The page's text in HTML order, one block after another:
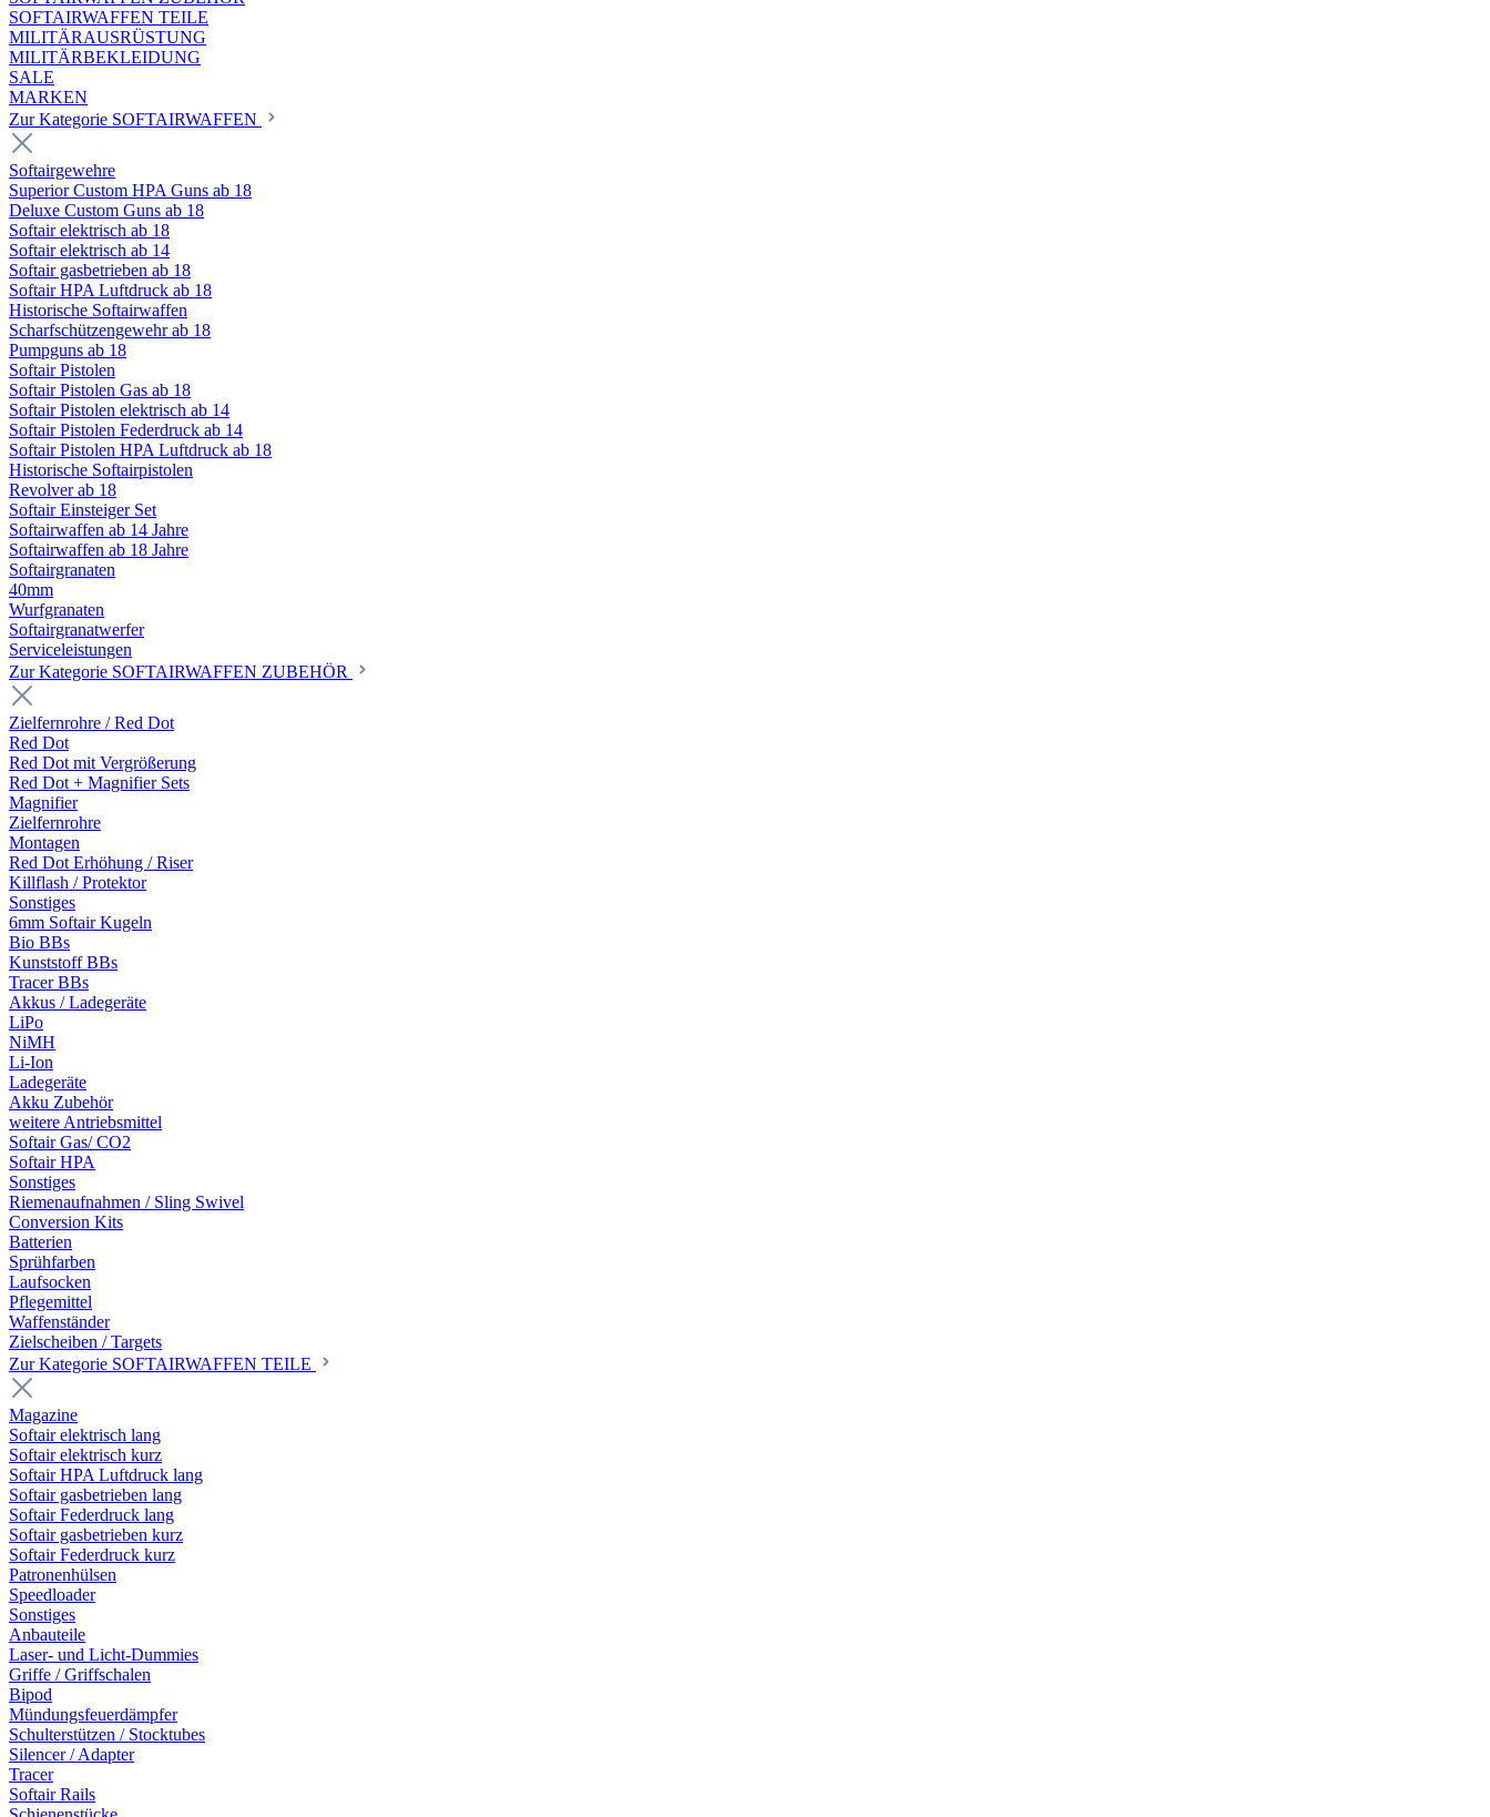
SOFTAIRWAFFEN TEILE
MILITÄRAUSRÜSTUNG
MILITÄRBEKLEIDUNG
SALE
MARKEN
Zur Kategorie SOFTAIRWAFFEN
Softairgewehre
Superior Custom HPA Guns ab 18
Deluxe Custom Guns ab 18
Softair elektrisch ab 18
Softair elektrisch ab 14
Softair gasbetrieben ab 18
Softair HPA Luftdruck ab 18
Historische Softairwaffen
Scharfschützengewehr ab 18
Pumpguns ab 18
Softair Pistolen
Softair Pistolen Gas ab 18
Softair Pistolen elektrisch ab 14
Softair Pistolen Federdruck ab 14
Softair Pistolen HPA Luftdruck ab 18
Historische Softairpistolen
Revolver ab 18
Softair Einsteiger Set
Softairwaffen ab 14 Jahre
Softairwaffen ab 18 Jahre
Softairgranaten
40mm
Wurfgranaten
Softairgranatwerfer
Serviceleistungen
Zur Kategorie SOFTAIRWAFFEN ZUBEHÖR
Zielfernrohre / Red Dot
Red Dot
Red Dot mit Vergrößerung
Red Dot + Magnifier Sets
Magnifier
Zielfernrohre
Montagen
Red Dot Erhöhung / Riser
Killflash / Protektor
Sonstiges
6mm Softair Kugeln
Bio BBs
Kunststoff BBs
Tracer BBs
Akkus / Ladegeräte
LiPo
NiMH
Li-Ion
Ladegeräte
Akku Zubehör
weitere Antriebsmittel
Softair Gas/ CO2
Softair HPA
Sonstiges
Riemenaufnahmen / Sling Swivel
Conversion Kits
Batterien
Sprühfarben
Laufsocken
Pflegemittel
Waffenständer
Zielscheiben / Targets
Zur Kategorie SOFTAIRWAFFEN TEILE
Magazine
Softair elektrisch lang
Softair elektrisch kurz
Softair HPA Luftdruck lang
Softair gasbetrieben lang
Softair Federdruck lang
Softair gasbetrieben kurz
Softair Federdruck kurz
Patronenhülsen
Speedloader
Sonstiges
Anbauteile
Laser- und Licht-Dummies
Griffe / Griffschalen
Bipod
Mündungsfeuerdämpfer
Schulterstützen / Stocktubes
Silencer / Adapter
Tracer
Softair Rails